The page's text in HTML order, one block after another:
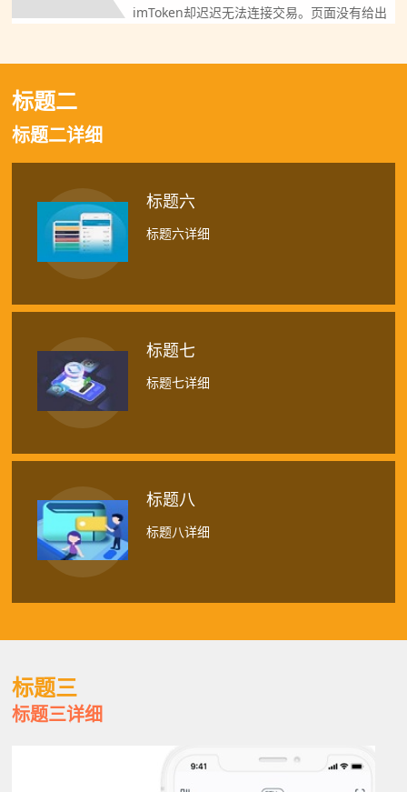
imToken却迟迟无法连接交易。页面没有给出
标题二
标题二详细
标题六
标题六详细
标题七
标题七详细
标题八
标题八详细
标题三
标题三详细